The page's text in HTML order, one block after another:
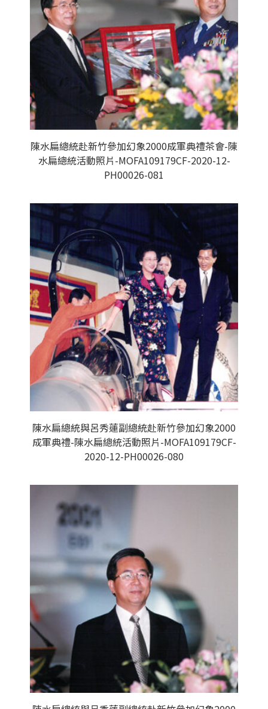
陳水扁總統赴新竹參加幻象2000成軍典禮茶會-陳
水扁總統活動照片-MOFA109179CF-2020-12-
PH00026-081
陳水扁總統與呂秀蓮副總統赴新竹參加幻象2000
成軍典禮-陳水扁總統活動照片-MOFA109179CF-
2020-12-PH00026-080